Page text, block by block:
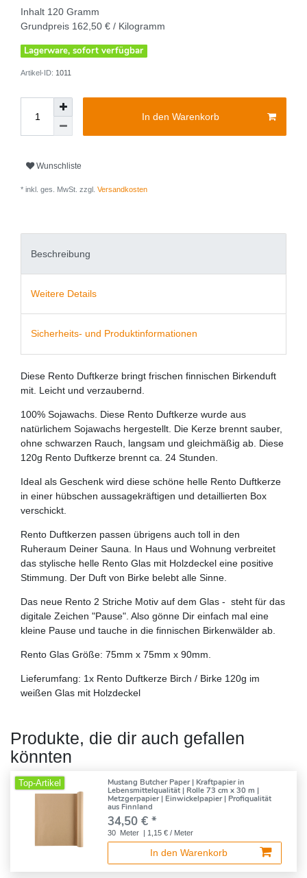
Inhalt 120 Gramm
Grundpreis 162,50 € / Kilogramm
Lagerware, sofort verfügbar
Artikel-ID: 1011
In den Warenkorb
Wunschliste
* inkl. ges. MwSt. zzgl. Versandkosten
Beschreibung
Weitere Details
Sicherheits- und Produktinformationen
Diese Rento Duftkerze bringt frischen finnischen Birkenduft
mit. Leicht und verzaubernd.
100% Sojawachs. Diese Rento Duftkerze wurde aus
natürlichem Sojawachs hergestellt. Die Kerze brennt sauber,
ohne schwarzen Rauch, langsam und gleichmäßig ab. Diese
120g Rento Duftkerze brennt ca. 24 Stunden.
Ideal als Geschenk wird diese schöne helle Rento Duftkerze
in einer hübschen aussagekräftigen und detaillierten Box
verschickt.
Rento Duftkerzen passen übrigens auch toll in den
Ruheraum Deiner Sauna. In Haus und Wohnung verbreitet
das stylische helle Rento Glas mit Holzdeckel eine positive
Stimmung. Der Duft von Birke belebt alle Sinne.
Das neue Rento 2 Striche Motiv auf dem Glas - steht für das
digitale Zeichen "Pause". Also gönne Dir einfach mal eine
kleine Pause und tauche in die finnischen Birkenwälder ab.
Rento Glas Größe: 75mm x 75mm x 90mm.
Lieferumfang: 1x Rento Duftkerze Birch / Birke 120g im
weißen Glas mit Holzdeckel
Produkte, die dir auch gefallen
könnten
Top-Artikel
Mustang Butcher Paper | Kraftpapier in
Lebensmittelqualität | Rolle 73 cm x 30 m |
Metzgerpapier | Einwickelpapier | Profiqualität
aus Finnland
34,50 € *
30 Meter | 1,15 € / Meter
In den Warenkorb